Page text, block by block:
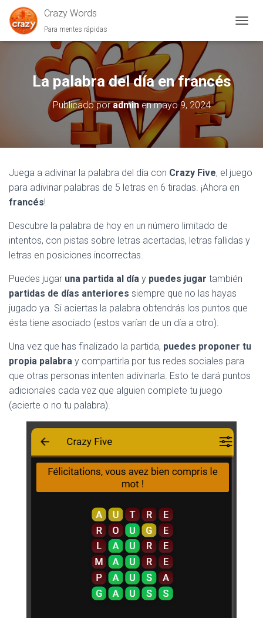
Crazy Words
Para mentes rápidas
A
N
C
N
La palabra del día en francés
Publicado poradminenmayo 9, 2024
Juega a adivinar la palabra del día con Crazy Five, el juego
para adivinar palabras de 5 letras en 6 tiradas. ¡Ahora en
francés!
Descubre la palabra de hoy en un número limitado de
intentos, con pistas sobre letras acertadas, letras fallidas y
letras en posiciones incorrectas.
Puedes jugar una partida al día y puedes jugar también
partidas de días anteriores siempre que no las hayas
jugado ya. Si aciertas la palabra obtendrás los puntos que
ésta tiene asociado (estos varían de un día a otro).
Una vez que has finalizado la partida, puedes proponer tu
propia palabra y compartirla por tus redes sociales para
que otras personas intenten adivinarla. Esto te dará puntos
adicionales cada vez que alguien complete tu juego
(acierte o no tu palabra).